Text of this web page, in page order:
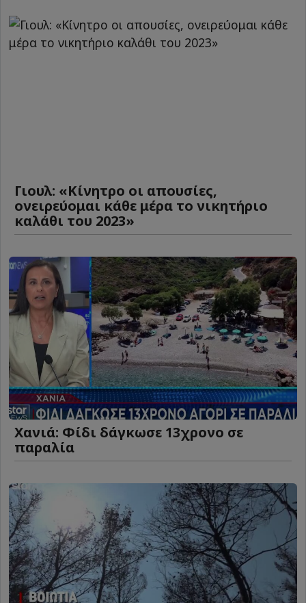
Γιουλ: «Κίνητρο οι απουσίες,
ονειρεύομαι κάθε μέρα το νικητήριο
καλάθι του 2023»
Χανιά: Φίδι δάγκωσε 13χρονο σε
παραλία